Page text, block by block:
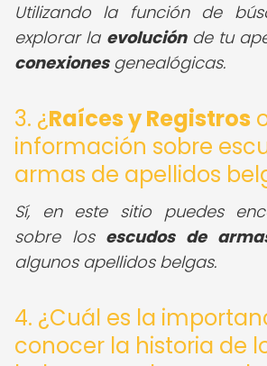
Utilizando la función de
explorar la evoluciónde tu
conexionesgenealógicas.
3. ¿Raíces y Registros
información sobre
armas de apellidos
Sí, en este sitio puedes
sobre los escudos de
algunos apellidos belgas.
4. ¿Cuál es la
conocer la historia de